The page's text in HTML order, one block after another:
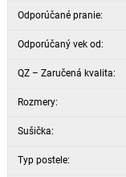
Odporúčané pranie:
Odporúčaný vek od:
QZ – Zaručená kvalita:
Rozmery:
Sušička:
Typ postele: